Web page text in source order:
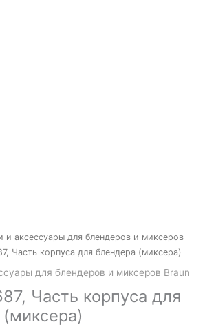
и аксессуары для блендеров и миксеров
Часть корпуса для блендера (миксера)
для блендеров и миксеров Braun
Часть корпуса для